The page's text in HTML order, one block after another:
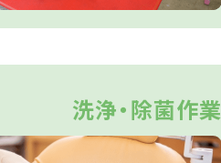
洗浄・除菌作業